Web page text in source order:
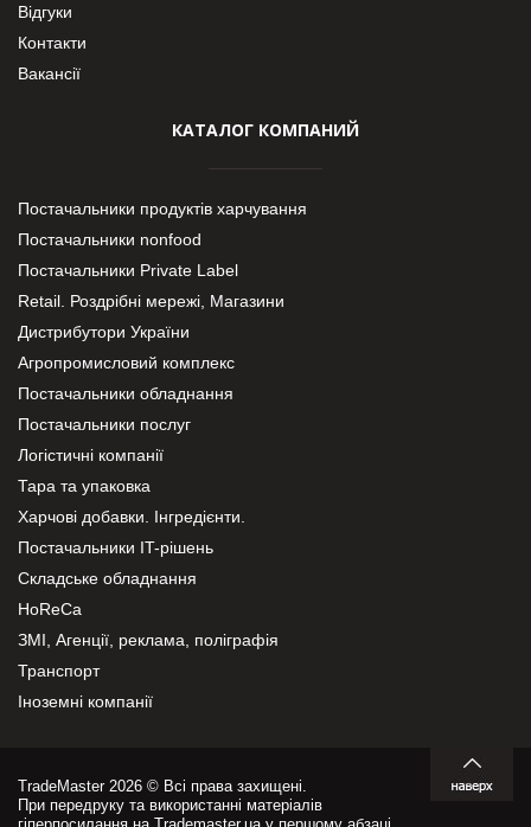
Відгуки
Контакти
Вакансії
КАТАЛОГ КОМПАНИЙ
Постачальники продуктів харчування
Постачальники nonfood
Постачальники Private Label
Retail. Роздрібні мережі, Магазини
Дистрибутори України
Агропромисловий комплекс
Постачальники обладнання
Постачальники послуг
Логістичні компанії
Тара та упаковка
Харчові добавки. Інгредієнти.
Постачальники IT-рішень
Складське обладнання
HoReCa
ЗМІ, Агенції, реклама, поліграфія
Транспорт
Іноземні компанії
TradeMaster 2026 © Всі права захищені.
При передруку та використанні матеріалів